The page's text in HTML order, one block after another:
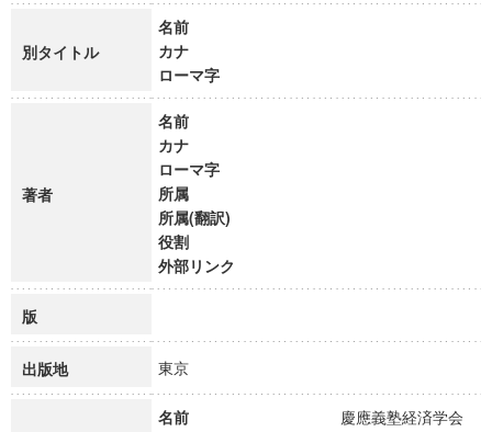
別タイトル
名前
カナ
ローマ字
著者
名前
カナ
ローマ字
所属
所属(翻訳)
役割
外部リンク
版
出版地 東京
名前 慶應義塾経済学会